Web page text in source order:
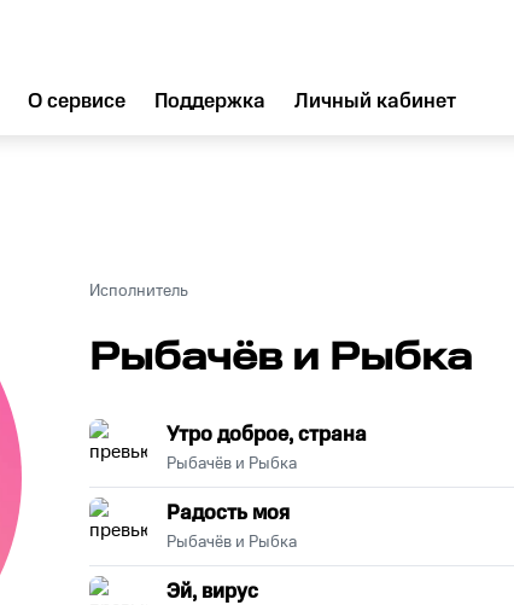
О сервисе Поддержка Личный кабинет
Исполнитель
Рыбачёв и Рыбка
Утро доброе, страна
Рыбачёв и Рыбка
Радость моя
Рыбачёв и Рыбка
Эй, вирус